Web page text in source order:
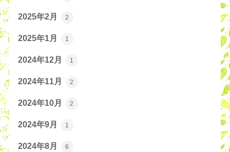
2025年2月 2
2025年1月 1
2024年12月 1
2024年11月 2
2024年10月 2
2024年9月 1
2024年8月 6